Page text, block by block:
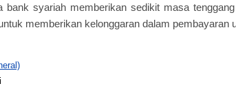
syariah memberikan sedikit masa
memberikan kelonggaran dalam pembayaran